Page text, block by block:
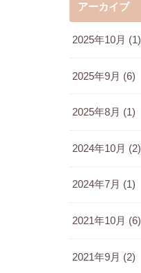
アーカイブ
2025年10月 (1)
2025年9月 (6)
2025年8月 (1)
2024年10月 (2)
2024年7月 (1)
2021年10月 (6)
2021年9月 (2)